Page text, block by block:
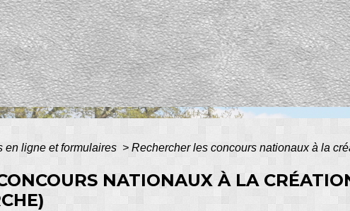
en ligne et formulaires > Rechercher les concours nationaux à la
NATIONAUX À LA